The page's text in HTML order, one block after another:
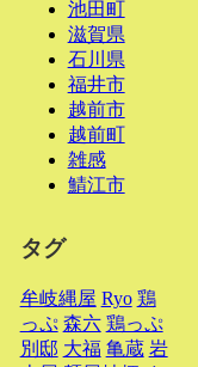
池田町
滋賀県
石川県
福井市
越前市
越前町
雑感
鯖江市
タグ
牟岐縄屋 Ryo 鶏
っぷ 森六 鶏っぷ
別邸 大福 亀蔵 岩